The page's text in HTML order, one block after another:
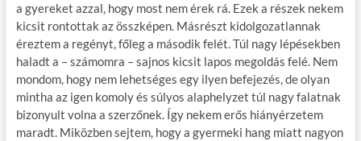
a gyereket azzal, hogy most nem érek rá. Ezek a részek nekem
kicsit rontottak az összképen. Másrészt kidolgozatlannak
éreztem a regényt, főleg a második felét. Túl nagy lépésekben
haladt a – számomra – sajnos kicsit lapos megoldás felé. Nem
mondom, hogy nem lehetséges egy ilyen befejezés, de olyan
mintha az igen komoly és súlyos alaphelyzet túl nagy falatnak
bizonyult volna a szerzőnek. Így nekem erős hiányérzetem
maradt. Miközben sejtem, hogy a gyermeki hang miatt nagyon